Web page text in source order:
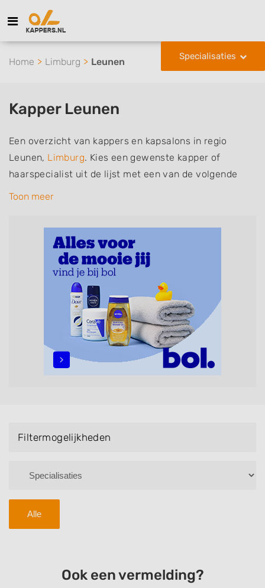
Specialisaties
Home Limburg Leunen
Kapper Leunen
Een overzicht van kappers en kapsalons in regio
Leunen, Limburg. Kies een gewenste kapper of
haarspecialist uit de lijst met een van de volgende
specialisaties of aantekeningen: mannen of
zonder afspraak terecht kunt. De vermelde kappers
kunnen uw haren wassen, knippen, föhnen en kleuren,
maar ook helpen met extensions, balyage, invlechten,
opsteken, weave, een keratinebehandeling, een
permanent, een bruidkapsel, make-up & visagie,
epileren, schoonheidsbehandelingen, het trimmen van
een baard en pruiken. U kunt de zoekresultaten
filteren met behulp van de specialisatie filter en u
Toon meer
Filtermogelijkheden
Alle
Ook een vermelding?